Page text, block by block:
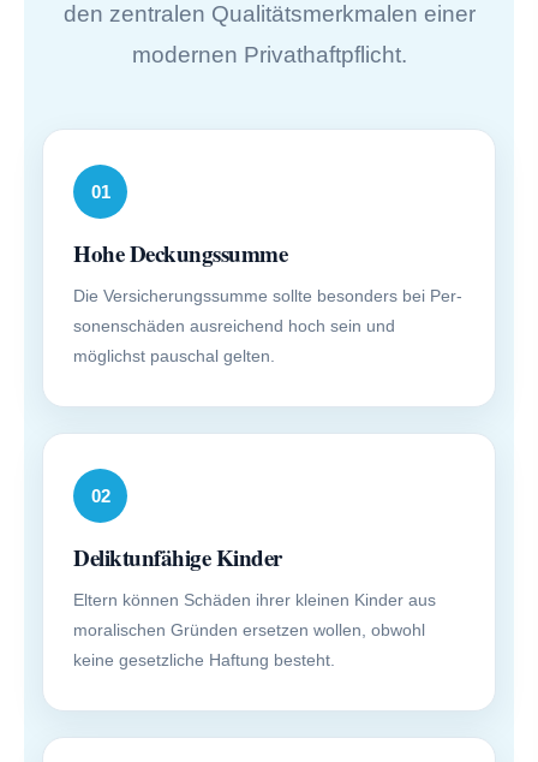
den zentralen Qualitätsmerkmalen einer
modernen Privathaftpflicht.
01
Hohe Deckungs­summe
Die Versicherungssumme sollte besonders bei Per­
sonenschäden ausreichend hoch sein und
möglichst pauschal gelten.
02
Deliktunfähige Kinder
Eltern können Schäden ihrer kleinen Kinder aus
moralischen Gründen ersetzen wollen, obwohl
keine gesetzliche Haftung besteht.